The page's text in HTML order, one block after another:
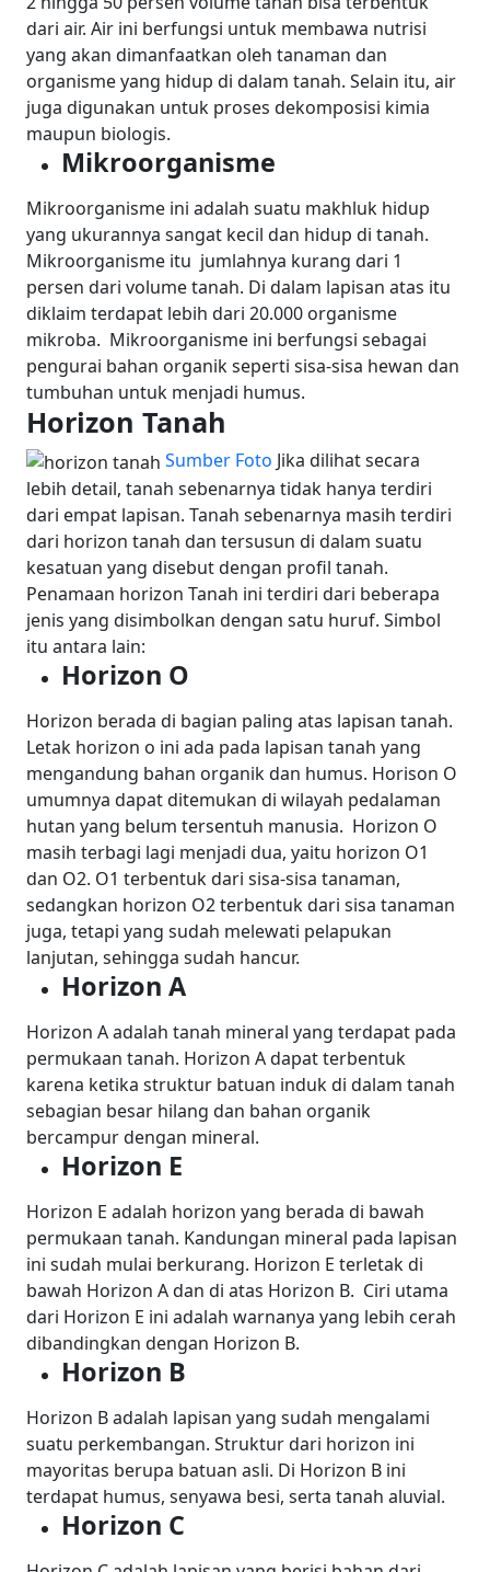
dari air. Air ini berfungsi untuk membawa nutrisi
yang akan dimanfaatkan oleh tanaman dan
organisme yang hidup di dalam tanah. Selain itu, air
juga digunakan untuk proses dekomposisi kimia
maupun biologis.
Mikroorganisme
Mikroorganisme ini adalah suatu makhluk hidup
yang ukurannya sangat kecil dan hidup di tanah.
Mikroorganisme itu jumlahnya kurang dari 1
persen dari volume tanah. Di dalam lapisan atas itu
diklaim terdapat lebih dari 20.000 organisme
mikroba. Mikroorganisme ini berfungsi sebagai
pengurai bahan organik seperti sisa-sisa hewan dan
tumbuhan untuk menjadi humus.
Horizon Tanah
Sumber Foto Jika dilihat secara
lebih detail, tanah sebenarnya tidak hanya terdiri
dari empat lapisan. Tanah sebenarnya masih terdiri
dari horizon tanah dan tersusun di dalam suatu
kesatuan yang disebut dengan profil tanah.
Penamaan horizon Tanah ini terdiri dari beberapa
jenis yang disimbolkan dengan satu huruf. Simbol
itu antara lain:
Horizon O
Horizon berada di bagian paling atas lapisan tanah.
Letak horizon o ini ada pada lapisan tanah yang
mengandung bahan organik dan humus. Horison O
umumnya dapat ditemukan di wilayah pedalaman
hutan yang belum tersentuh manusia. Horizon O
masih terbagi lagi menjadi dua, yaitu horizon O1
dan O2. O1 terbentuk dari sisa-sisa tanaman,
sedangkan horizon O2 terbentuk dari sisa tanaman
juga, tetapi yang sudah melewati pelapukan
lanjutan, sehingga sudah hancur.
Horizon A
Horizon A adalah tanah mineral yang terdapat pada
permukaan tanah. Horizon A dapat terbentuk
karena ketika struktur batuan induk di dalam tanah
sebagian besar hilang dan bahan organik
bercampur dengan mineral.
Horizon E
Horizon E adalah horizon yang berada di bawah
permukaan tanah. Kandungan mineral pada lapisan
ini sudah mulai berkurang. Horizon E terletak di
bawah Horizon A dan di atas Horizon B. Ciri utama
dari Horizon E ini adalah warnanya yang lebih cerah
dibandingkan dengan Horizon B.
Horizon B
Horizon B adalah lapisan yang sudah mengalami
suatu perkembangan. Struktur dari horizon ini
mayoritas berupa batuan asli. Di Horizon B ini
terdapat humus, senyawa besi, serta tanah aluvial.
Horizon C